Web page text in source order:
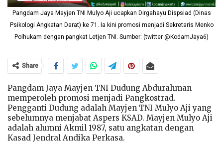
Pangdam Jaya Mayjen TNI Mulyo Aji ucapkan Dirgahayu Dispsiad (Dinas
Psikologi Angkatan Darat) ke 71. Ia kini promosi menjadi Sekretaris Menko
Polhukam dengan pangkat Letjen TNI. Sumber: (twitter @KodamJaya6)
Share
Pangdam Jaya Mayjen TNI Dudung Abdurahman
memperoleh promosi menjadi Pangkostrad.
Pengganti Dudung adalah Mayjen TNI Mulyo Aji yang
sebelumnya menjabat Aspers KSAD. Mayjen Mulyo Aji
adalah alumni Akmil 1987, satu angkatan dengan
Kasad Jendral Andika Perkasa.